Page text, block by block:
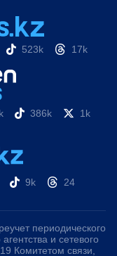
523k 17k
386k
1k
9k 24
периодического
и сетевого
Комитетом связи,